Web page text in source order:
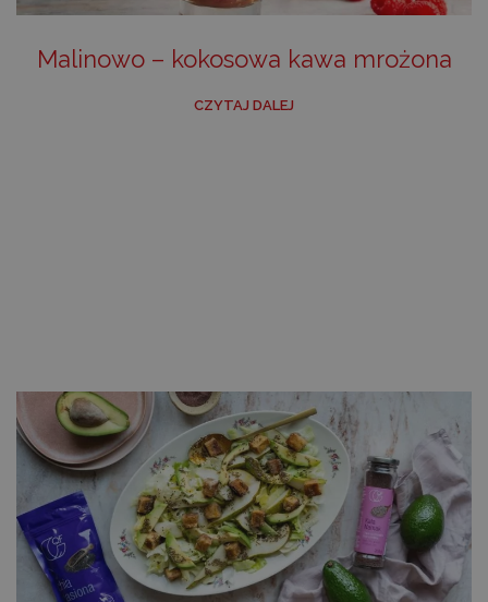
Malinowo – kokosowa kawa mrożona
CZYTAJ DALEJ